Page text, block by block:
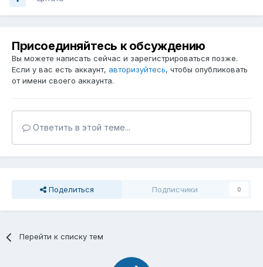
Присоединяйтесь к обсуждению
Вы можете написать сейчас и зарегистрироваться позже.
Если у вас есть аккаунт, авторизуйтесь, чтобы опубликовать
от имени своего аккаунта.
Ответить в этой теме...
Поделиться Подписчики 0
Перейти к списку тем